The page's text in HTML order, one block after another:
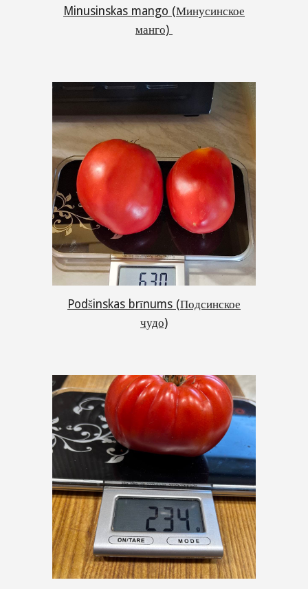
Minusinskas mango (Минусинское
манго)
Podšinskas brīnums (Подсинское
чудо)